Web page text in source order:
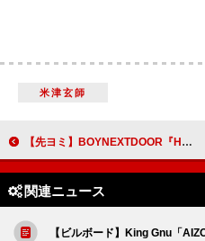
米津玄師
【先ヨミ】BOYNEXTDOOR『HOME』14.3万枚で現在アルバム首位走行中 吉田仁人／ROIROMが続く
関連ニュース
【ビルボード】King Gnu「